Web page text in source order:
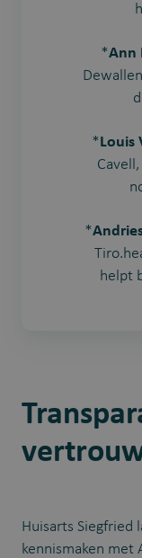
*Ann
*Louis
*
helpt
Huisarts Siegfried
kennismaken met